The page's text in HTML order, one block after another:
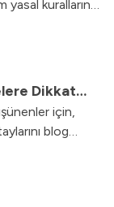
kurallarını,
yılındaki
Dikkat
için,
blog